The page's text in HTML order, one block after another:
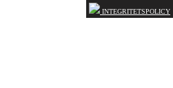
INTEGRITETSPOLICY